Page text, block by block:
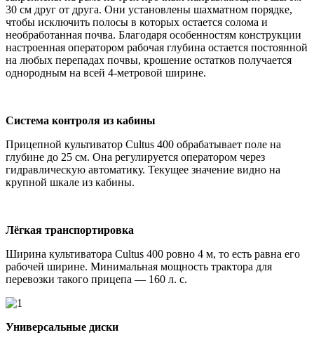
30 см друг от друга. Они установлены шахматном порядке,
чтобы исключить полосы в которых остается солома и
необработанная почва. Благодаря особенностям конструкции
настроенная оператором рабочая глубина остается постоянной
на любых перепадах почвы, крошение остатков получается
однородным на всей 4-метровой ширине.
Система контроля из кабины
Прицепной культиватор Cultus 400 обрабатывает поле на
глубине до 25 см. Она регулируется оператором через
гидравлическую автоматику. Текущее значение видно на
крупной шкале из кабины.
Лёгкая транспортировка
Ширина культиватора Cultus 400 ровно 4 м, то есть равна его
рабочей ширине. Минимальная мощность трактора для
перевозки такого прицепа — 160 л. с.
Универсальные диски